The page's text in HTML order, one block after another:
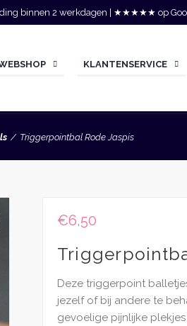
binnen 2 werkdagen | ★★★★★ op
KLANTENSERVICE
Triggerpointbal Rode Jaspis
€6,50
Deze triggerpoint
jezelf of bij andere te
gevoelige pijnlijke